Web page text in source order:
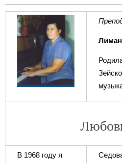
В 1968 году я